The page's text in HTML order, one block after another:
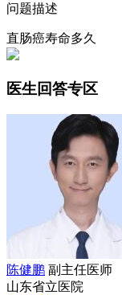
问题描述
直肠癌寿命多久
医生回答专区
陈健鹏 副主任医师
山东省立医院